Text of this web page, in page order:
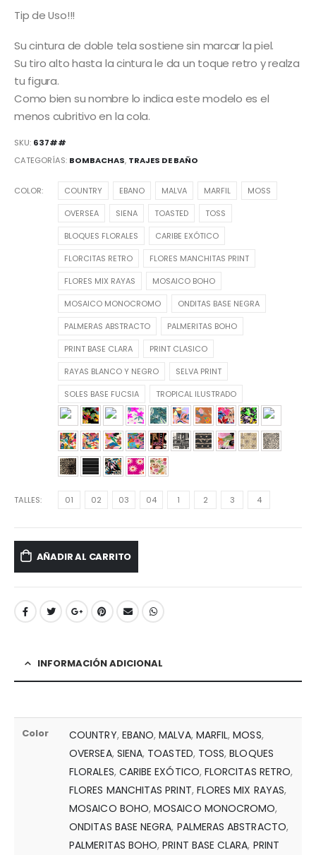
Tip de Uso!!!
Su cintura de doble tela sostiene sin marcar la piel.
Su tiro alto hasta la cintura le da un toque retro y realza
tu figura.
Como bien su nombre lo indica este modelo es el
menos cubritivo en la cola.
SKU: 637##
CATEGORÍAS: BOMBACHAS, TRAJES DE BAÑO
COLOR COUNTRY EBANO MALVA MARFIL
MOSS
OVERSEA
SIENA TOASTED
TOSS
BLOQUES FLORALES
CARIBE EXÓTICO
FLORCITAS RETRO
FLORES MANCHITAS PRINT
FLORES MIX RAYAS
MOSAICO BOHO
MOSAICO MONOCROMO
ONDITAS BASE NEGRA
PALMERAS ABSTRACTO
PALMERITAS BOHO
PRINT BASE CLARA
PRINT CLASICO
RAYAS BLANCO Y NEGRO
SELVA PRINT
SOLES BASE FUCSIA
TROPICAL ILUSTRADO
TALLES 01 02 03 04 1 2 3 4
AÑADIR AL CARRITO
INFORMACIÓN ADICIONAL
Color COUNTRY, EBANO,MALVA, MARFIL,MOSS,
OVERSEA, SIENA, TOASTED, TOSS,BLOQUES
FLORALES, CARIBE EXÓTICO, FLORCITAS RETRO,
FLORES MANCHITAS PRINT, FLORES MIX RAYAS,
MOSAICO BOHO,MOSAICO MONOCROMO,
ONDITAS BASE NEGRA, PALMERAS ABSTRACTO,
PALMERITAS BOHO,PRINT BASE CLARA, PRINT